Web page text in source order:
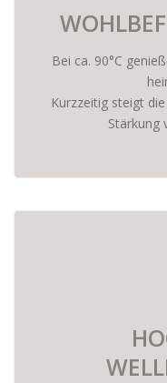
Bei ca. 90°C
Kurzzeitig steigt
Stärkung